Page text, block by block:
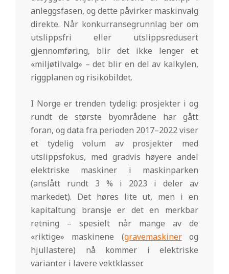
anleggsfasen, og dette påvirker maskinvalg
direkte. Når konkurransegrunnlag ber om
utslippsfri eller utslippsredusert
gjennomføring, blir det ikke lenger et
«miljøtilvalg» – det blir en del av kalkylen,
riggplanen og risikobildet.
I Norge er trenden tydelig: prosjekter i og
rundt de største byområdene har gått
foran, og data fra perioden 2017–2022 viser
et tydelig volum av prosjekter med
utslippsfokus, med gradvis høyere andel
elektriske maskiner i maskinparken
(anslått rundt 3 % i 2023 i deler av
markedet). Det høres lite ut, men i en
kapitaltung bransje er det en merkbar
retning – spesielt når mange av de
«riktige» maskinene (gravemaskinerog
hjullastere) nå kommer i elektriske
varianter i lavere vektklasser.